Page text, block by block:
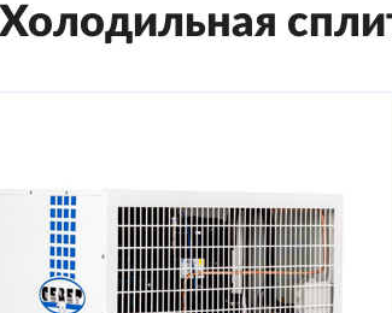
Холодильная